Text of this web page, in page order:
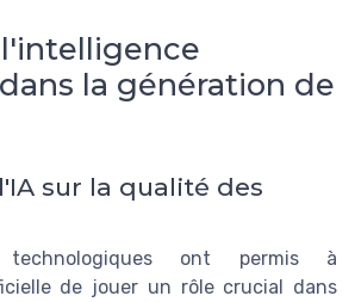
la génération de
sur la qualité des
technologiques ont permis à
de jouer un rôle crucial dans